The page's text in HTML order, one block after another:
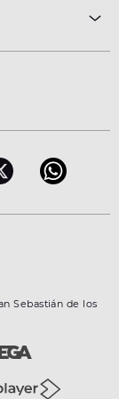
Sebastián de los